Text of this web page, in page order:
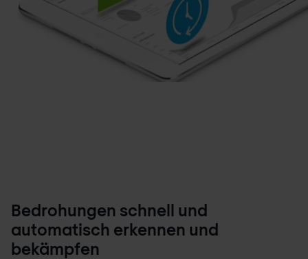
Bedrohungen schnell und
automatisch erkennen und
bekämpfen